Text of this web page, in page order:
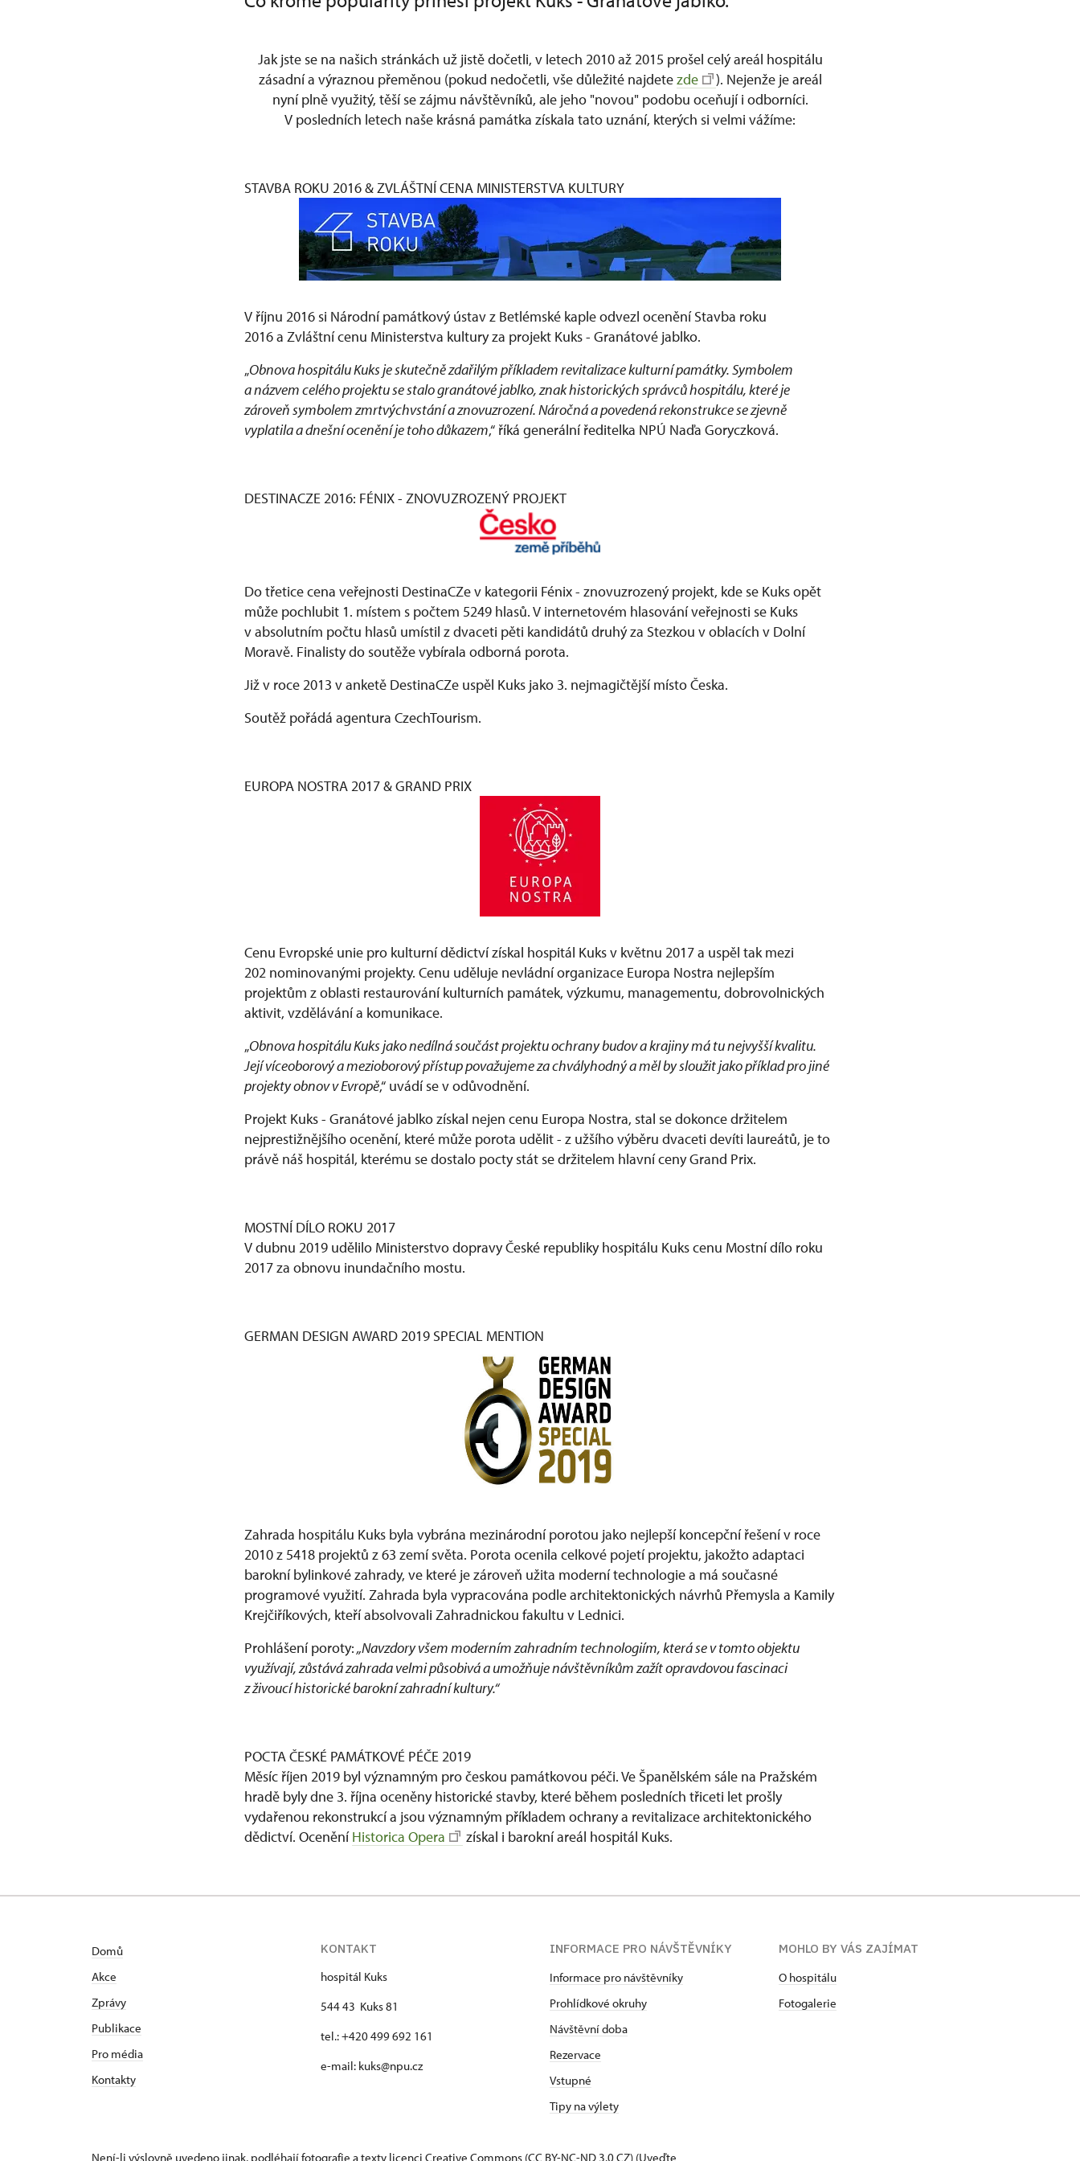
Jak jste se na našich stránkách už jistě dočetli, v letech 2010 až 2015 prošel celý areál hospitálu
zásadní a výraznou přeměnou (pokud nedočetli, vše důležité najdetezde
). Nejenže je areál
nyní plně využitý, těší se zájmu návštěvníků, ale jeho "novou" podobu oceňují i odborníci.
V posledních letech naše krásná památka získala tato uznání, kterých si velmi vážíme:
STAVBA ROKU 2016 & ZVLÁŠTNÍ CENA MINISTERSTVA KULTURY
V říjnu 2016 si Národní památkový ústav z Betlémské kaple odvezl ocenění Stavba roku
2016 a Zvláštní cenu Ministerstva kultury za projekt Kuks - Granátové jablko.
„Obnova hospitálu Kuks je skutečně zdařilým příkladem revitalizace kulturní památky. Symbolem
a názvem celého projektu se stalo granátové jablko, znak historických správců hospitálu, které je
zároveň symbolem zmrtvýchvstání a znovuzrození. Náročná a povedená rekonstrukce se zjevně
vyplatila a dnešní ocenění je toho důkazem,“ říká generální ředitelka NPÚ Naďa Goryczková.
DESTINACZE 2016: FÉNIX - ZNOVUZROZENÝ PROJEKT
Do třetice cena veřejnosti DestinaCZe v kategorii Fénix - znovuzrozený projekt, kde se Kuks opět
může pochlubit 1. místem s počtem 5249 hlasů. V internetovém hlasování veřejnosti se Kuks
v absolutním počtu hlasů umístil z dvaceti pěti kandidátů druhý za Stezkou v oblacích v Dolní
Moravě. Finalisty do soutěže vybírala odborná porota.
Již v roce 2013 v anketě DestinaCZe uspěl Kuks jako 3. nejmagičtější místo Česka.
Soutěž pořádá agentura CzechTourism.
EUROPA NOSTRA 2017 & GRAND PRIX
Cenu Evropské unie pro kulturní dědictví získal hospitál Kuks v květnu 2017 a uspěl tak mezi
202 nominovanými projekty. Cenu uděluje nevládní organizace Europa Nostra nejlepším
projektům z oblasti restaurování kulturních památek, výzkumu, managementu, dobrovolnických
aktivit, vzdělávání a komunikace.
„Obnova hospitálu Kuks jako nedílná součást projektu ochrany budov a krajiny má tu nejvyšší kvalitu.
Její víceoborový a mezioborový přístup považujeme za chvályhodný a měl by sloužit jako příklad pro jiné
projekty obnov v Evropě,“ uvádí se v odůvodnění.
Projekt Kuks - Granátové jablko získal nejen cenu Europa Nostra, stal se dokonce držitelem
nejprestižnějšího ocenění, které může porota udělit - z užšího výběru dvaceti devíti laureátů, je to
právě náš hospitál, kterému se dostalo pocty stát se držitelem hlavní ceny Grand Prix.
MOSTNÍ DÍLO ROKU 2017
V dubnu 2019 udělilo Ministerstvo dopravy České republiky hospitálu Kuks cenu Mostní dílo roku
2017 za obnovu inundačního mostu.
GERMAN DESIGN AWARD 2019 SPECIAL MENTION
Zahrada hospitálu Kuks byla vybrána mezinárodní porotou jako nejlepší koncepční řešení v roce
2010 z 5418 projektů z 63 zemí světa. Porota ocenila celkové pojetí projektu, jakožto adaptaci
barokní bylinkové zahrady, ve které je zároveň užita moderní technologie a má současné
programové využití. Zahrada byla vypracována podle architektonických návrhů Přemysla a Kamily
Krejčiříkových, kteří absolvovali Zahradnickou fakultu v Lednici.
Prohlášení poroty:„Navzdory všem moderním zahradním technologiím, která se v tomto objektu
využívají, zůstává zahrada velmi působivá a umožňuje návštěvníkům zažít opravdovou fascinaci
z živoucí historické barokní zahradní kultury.“
POCTA ČESKÉ PAMÁTKOVÉ PÉČE 2019
Měsíc říjen 2019 byl významným pro českou památkovou péči. Ve Španělském sále na Pražském
hradě byly dne 3. října oceněny historické stavby, které během posledních třiceti let prošly
vydařenou rekonstrukcí a jsou významným příkladem ochrany a revitalizace architektonického
dědictví. OceněníHistorica Opera získal i barokní areál hospitál Kuks.
Domů
Akce
Zprávy
Publikace
Pro média
Kontakty
KONTAKT
hospitál Kuks
544 43 Kuks 81
tel.: +420 499 692 161
e-mail: kuks@npu.cz
INFORMACE PRO NÁVŠTĚVNÍKY
Informace pro návštěvníky
Prohlídkové okruhy
Návštěvní doba
Rezervace
Vstupné
Tipy na výlety
MOHLO BY VÁS ZAJÍMAT
O hospitálu
Fotogalerie
Není-li výslovně uvedeno jinak, podléhají fotografie a texty licenci Creative Commons (CC BY-NC-ND 3.0 CZ) (Uveďte